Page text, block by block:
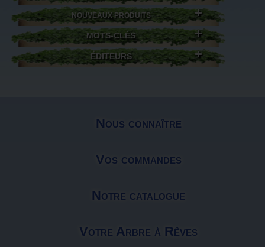
NOUVEAUX PRODUITS
MOTS-CLÉS
ÉDITEURS
Nous connaître
Vos commandes
Notre catalogue
Votre Arbre à Rêves